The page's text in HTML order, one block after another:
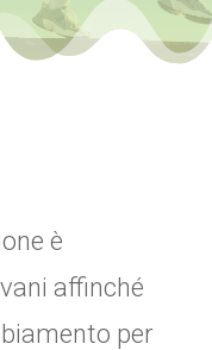
è
affinché
per